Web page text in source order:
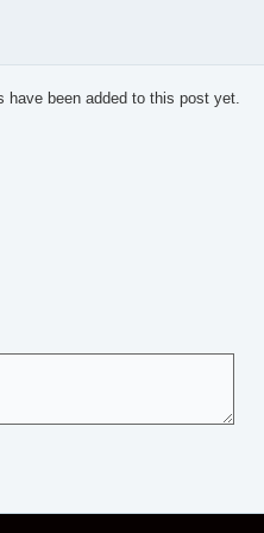
have been added to this post yet.